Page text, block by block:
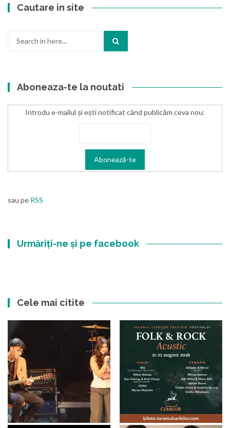
Cautare in site
Aboneaza-te la noutati
Introdu e-mailul și ești notificat când publicăm ceva nou:
sau pe RSS
Urmăriți-ne și pe facebook
Cele mai citite